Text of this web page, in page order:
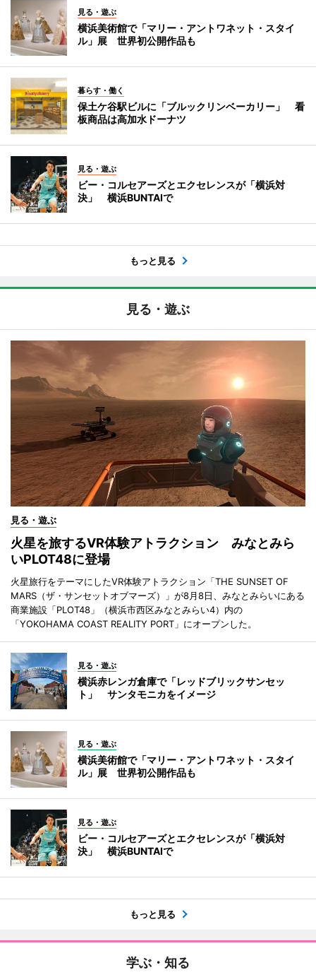
見る・遊ぶ
横浜美術館で「マリー・アントワネット・スタイ
ル」展 世界初公開作品も
暮らす・働く
保土ケ谷駅ビルに「ブルックリンベーカリー」 看
板商品は高加水ドーナツ
見る・遊ぶ
ビー・コルセアーズとエクセレンスが「横浜対
決」 横浜BUNTAIで
もっと見る
見る・遊ぶ
見る・遊ぶ
火星を旅するVR体験アトラクション みなとみら
いPLOT48に登場
火星旅行をテーマにしたVR体験アトラクション「THE SUNSET OF
MARS（ザ・サンセットオブマーズ）」が8月8日、みなとみらいにある
商業施設「PLOT48」（横浜市西区みなとみらい4）内の
「YOKOHAMA COAST REALITY PORT」にオープンした。
見る・遊ぶ
横浜赤レンガ倉庫で「レッドブリックサンセッ
ト」 サンタモニカをイメージ
見る・遊ぶ
横浜美術館で「マリー・アントワネット・スタイ
ル」展 世界初公開作品も
見る・遊ぶ
ビー・コルセアーズとエクセレンスが「横浜対
決」 横浜BUNTAIで
もっと見る
学ぶ・知る